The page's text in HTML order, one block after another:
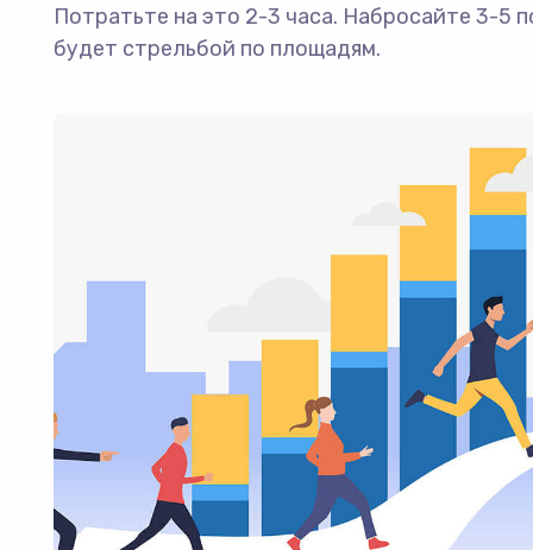
Потратьте на это 2-3 часа. Набросайте 3-5
будет стрельбой по площадям.